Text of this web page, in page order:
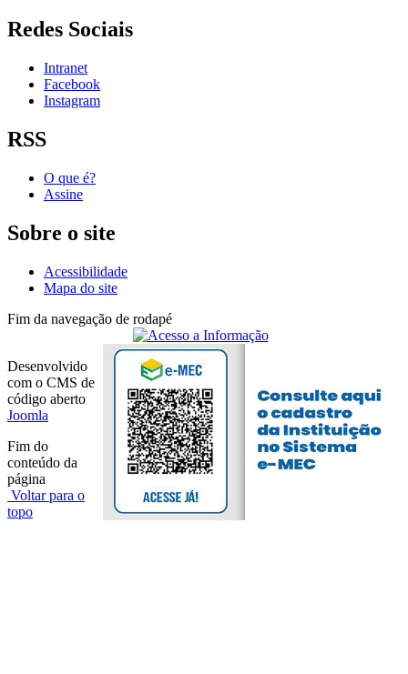
Redes Sociais
Intranet
Facebook
Instagram
RSS
O que é?
Assine
Sobre o site
Acessibilidade
Mapa do site
Fim da navegação de rodapé
Desenvolvido
com o CMS de
código aberto
Joomla
Fim do
conteúdo da
página
Voltar para o
topo